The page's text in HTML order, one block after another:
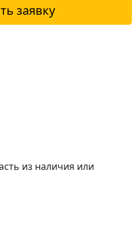
заявку
из наличия или